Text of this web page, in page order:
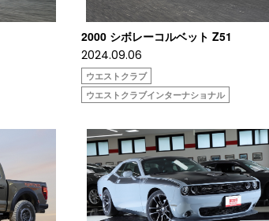
2000 シボレーコルベット Z51
2024.09.06
ウエストクラブ
ウエストクラブインターナショナル